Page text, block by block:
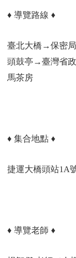
♦ 導覽路線 ♦
臺北大橋→保密
頭鼓亭→臺灣省
馬茶房
♦ 集合地點 ♦
捷運大橋頭站1A
♦ 導覽老師 ♦